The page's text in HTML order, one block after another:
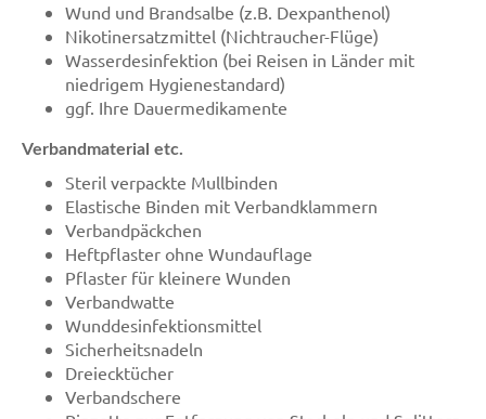
Wund und Brandsalbe (z.B. Dexpanthenol)
Nikotinersatzmittel (Nichtraucher-Flüge)
Wasserdesinfektion (bei Reisen in Länder mit
niedrigem Hygienestandard)
ggf. Ihre Dauermedikamente
Verbandmaterial etc.
Steril verpackte Mullbinden
Elastische Binden mit Verbandklammern
Verbandpäckchen
Heftpflaster ohne Wundauflage
Pflaster für kleinere Wunden
Verbandwatte
Wunddesinfektionsmittel
Sicherheitsnadeln
Dreiecktücher
Verbandschere